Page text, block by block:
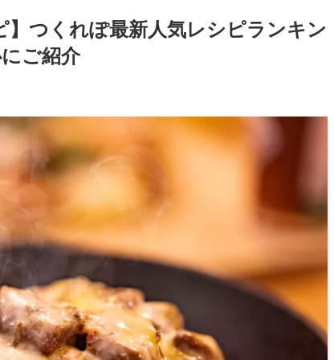
】つくれぽ最新人気レシピランキン
ご紹介